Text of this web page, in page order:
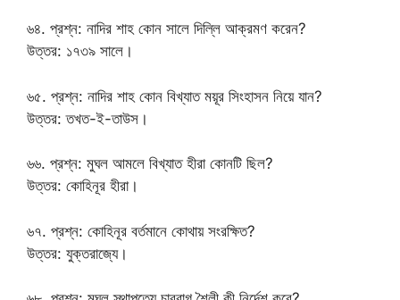
৬৪. প্রশ্ন: নাদির শাহ কোন সালে দিল্লি আক্রমণ করেন?
উত্তর: ১৭৩৯ সালে।
৬৫. প্রশ্ন: নাদির শাহ কোন বিখ্যাত ময়ূর সিংহাসন নিয়ে যান?
উত্তর: তখত-ই-তাউস।
৬৬. প্রশ্ন: মুঘল আমলে বিখ্যাত হীরা কোনটি ছিল?
উত্তর: কোহিনূর হীরা।
৬৭. প্রশ্ন: কোহিনূর বর্তমানে কোথায় সংরক্ষিত?
উত্তর: যুক্তরাজ্যে।